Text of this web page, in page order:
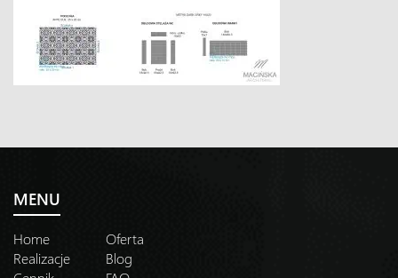
MENU
Home
Oferta
Realizacje
Blog